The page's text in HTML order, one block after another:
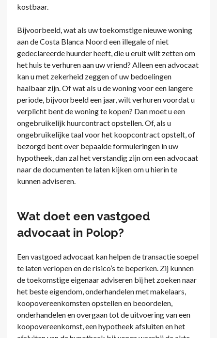
kostbaar.
Bijvoorbeeld, wat als uw toekomstige nieuwe woning
aan de Costa Blanca Noord een illegale of niet
gedeclareerde huurder heeft, die u eruit wilt zetten om
het huis te verhuren aan uw vriend? Alleen een advocaat
kan u met zekerheid zeggen of uw bedoelingen
haalbaar zijn. Of wat als u de woning voor een langere
periode, bijvoorbeeld een jaar, wilt verhuren voordat u
verplicht bent de woning te kopen? Dan moet u een
ongebruikelijk huurcontract opstellen. Of, als u
ongebruikelijke taal voor het koopcontract opstelt, of
bezorgd bent over bepaalde formuleringen in uw
hypotheek, dan zal het verstandig zijn om een advocaat
naar de documenten te laten kijken om u hierin te
kunnen adviseren.
Wat doet een vastgoed
advocaat in Polop?
Een vastgoed advocaat kan helpen de transactie soepel
te laten verlopen en de risico’s te beperken. Zij kunnen
de toekomstige eigenaar adviseren bij het zoeken naar
het beste eigendom, onderhandelen met makelaars,
koopovereenkomsten opstellen en beoordelen,
onderhandelen en overgaan tot de uitvoering van een
koopovereenkomst, een hypotheek afsluiten en het